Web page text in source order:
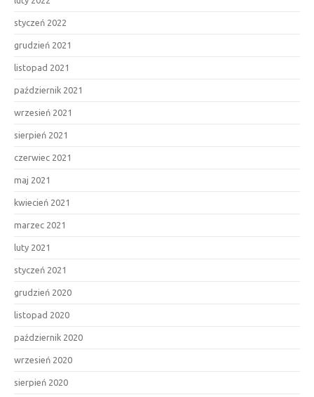
styczeń 2022
grudzień 2021
listopad 2021
październik 2021
wrzesień 2021
sierpień 2021
czerwiec 2021
maj 2021
kwiecień 2021
marzec 2021
luty 2021
styczeń 2021
grudzień 2020
listopad 2020
październik 2020
wrzesień 2020
sierpień 2020